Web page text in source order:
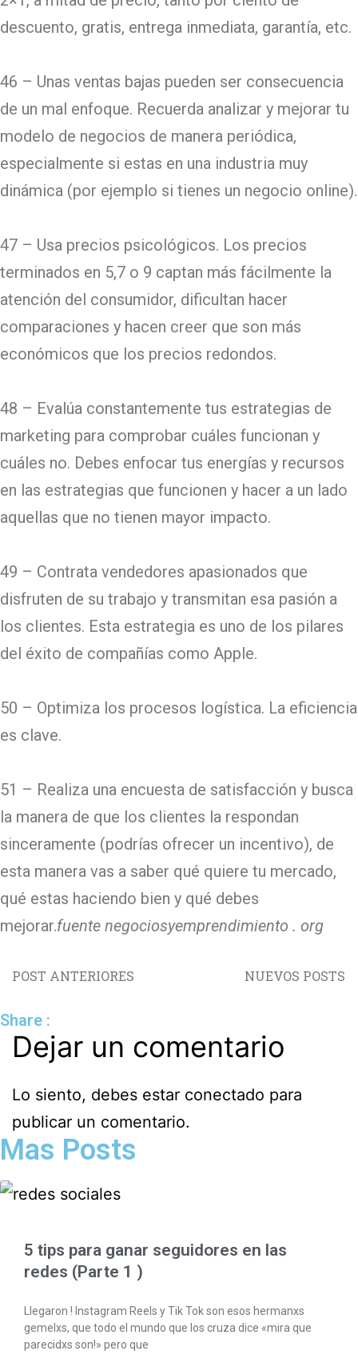
descuento, gratis, entrega inmediata, garantía, etc.
46 – Unas ventas bajas pueden ser consecuencia
de un mal enfoque. Recuerda analizar y mejorar tu
modelo de negocios de manera periódica,
especialmente si estas en una industria muy
dinámica (por ejemplo si tienes un negocio online).
47 – Usa precios psicológicos. Los precios
terminados en 5,7 o 9 captan más fácilmente la
atención del consumidor, dificultan hacer
comparaciones y hacen creer que son más
económicos que los precios redondos.
48 – Evalúa constantemente tus estrategias de
marketing para comprobar cuáles funcionan y
cuáles no. Debes enfocar tus energías y recursos
en las estrategias que funcionen y hacer a un lado
aquellas que no tienen mayor impacto.
49 – Contrata vendedores apasionados que
disfruten de su trabajo y transmitan esa pasión a
los clientes. Esta estrategia es uno de los pilares
del éxito de compañías como Apple.
50 – Optimiza los procesos logística. La eficiencia
es clave.
51 – Realiza una encuesta de satisfacción y busca
la manera de que los clientes la respondan
sinceramente (podrías ofrecer un incentivo), de
esta manera vas a saber qué quiere tu mercado,
qué estas haciendo bien y qué debes
mejorar.fuente negociosyemprendimiento . org
POST ANTERIORES NUEVOS POSTS
Share :
Dejar un comentario
Lo siento, debes estar conectado para
publicar un comentario.
Mas Posts
5 tips para ganar seguidores en las
redes (Parte 1 )
Llegaron ! Instagram Reels y Tik Tok son esos hermanxs
gemelxs, que todo el mundo que los cruza dice «mira que
parecidxs son!» pero que